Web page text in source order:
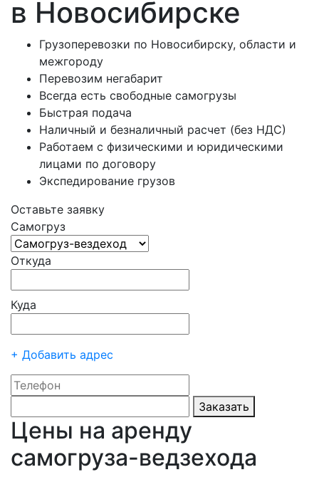
в Новосибирске
Грузоперевозки по Новосибирску, области и
межгороду
Перевозим негабарит
Всегда есть свободные самогрузы
Быстрая подача
Наличный и безналичный расчет (без НДС)
Работаем с физическими и юридическими
лицами по договору
Экспедирование грузов
Оставьте заявку
Самогруз
Откуда
Куда
+ Добавить адрес
Заказать
Цены на аренду
самогруза-ведзехода